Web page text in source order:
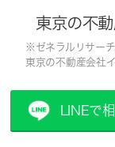
東京の不
※ゼネラルリサー
東京の不動産会社
LINEで